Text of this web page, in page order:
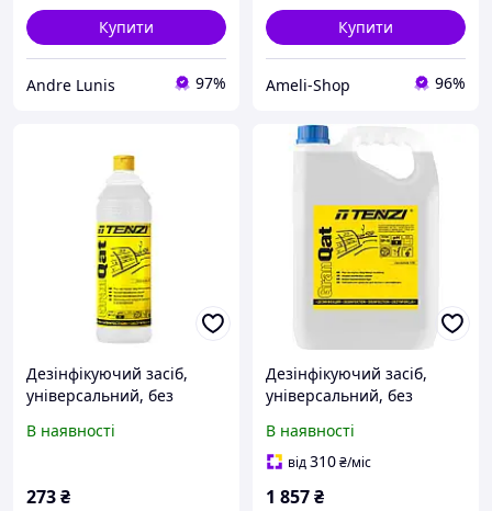
Купити
Andre Lunis 97%
Купити
Ameli-Shop 96%
Дезінфікуючий засіб,
універсальний, без
(концентрат)
В наявності
273₴
Дезінфікуючий засіб,
універсальний, без
(концентрат)
В наявності
від310₴/міс
1 857₴